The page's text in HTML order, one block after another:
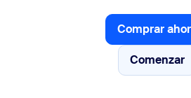
Comprar
Comprar
Comenzar
Comenzar